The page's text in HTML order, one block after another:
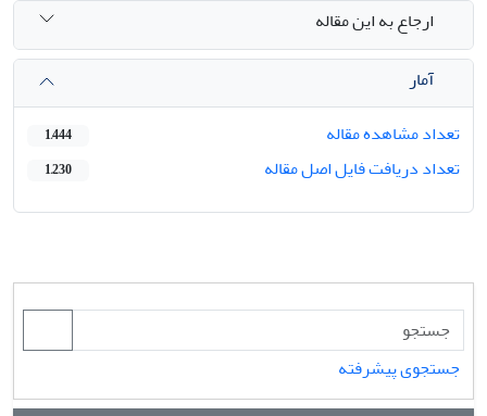
ارجاع به این مقاله
آمار
تعداد مشاهده مقاله
1,444
تعداد دریافت فایل اصل مقاله 1,230
جستجوی پیشرفته